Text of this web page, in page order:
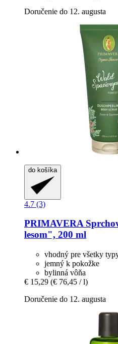
Doručenie do 12. augusta
do košíka
4.7 (3)
PRIMAVERA
lesom", 200 ml
vhodný pre všetky
jemný k pokožke
bylinná vôňa
€ 15,29 (€ 76,45 / l)
Doručenie do 12. augusta